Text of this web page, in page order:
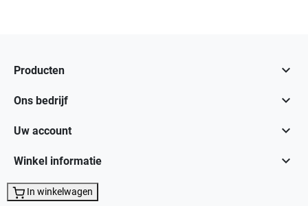
Producten 
Ons bedrijf 
Uw account 
Winkel informatie 
In winkelwagen